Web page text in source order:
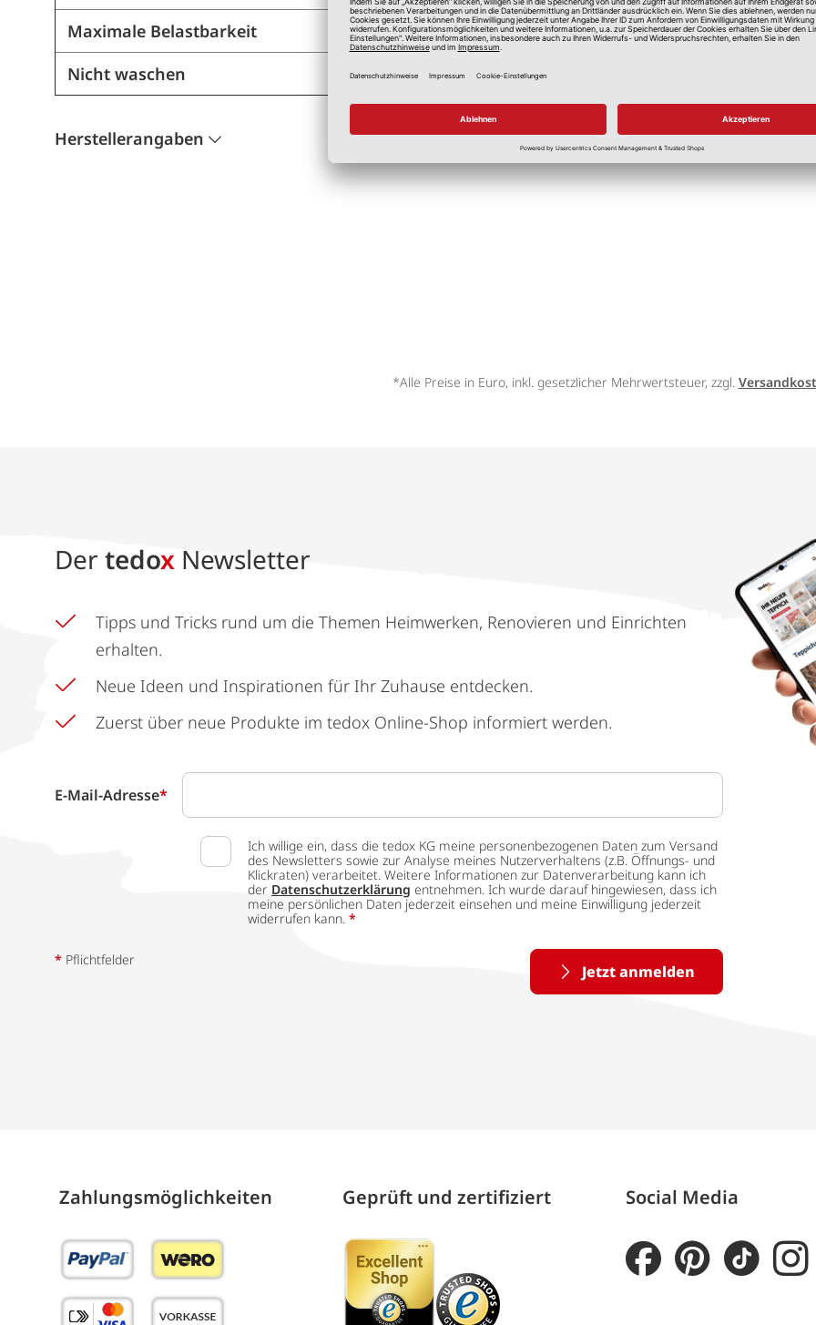
Maximale Belastbarkeit
45 Kg
Nicht waschen
Herstellerangaben
*Alle Preise in Euro, inkl. gesetzlicher Mehrwertsteuer, zzgl.
Der tedox Newsletter
Tipps und Tricks rund um die Themen Heimwerken, Renovieren und Einrichten
erhalten.
Neue Ideen und Inspirationen für Ihr Zuhause entdecken.
Zuerst über neue Produkte im tedox Online-Shop informiert werden.
E-Mail-Adresse*
Ich willige ein, dass die tedox KG meine personenbezogenen Daten zum Versand
des Newsletters sowie zur Analyse meines Nutzerverhaltens (z.B. Öffnungs- und
Klickraten) verarbeitet. Weitere Informationen zur Datenverarbeitung kann ich
der Datenschutzerklärung entnehmen. Ich wurde darauf hingewiesen, dass ich
meine persönlichen Daten jederzeit einsehen und meine Einwilligung jederzeit
widerrufen kann. *
Jetzt anmelden
* Pflichtfelder
Zahlungs­möglich­keiten Geprüft und zertifiziert Social Media